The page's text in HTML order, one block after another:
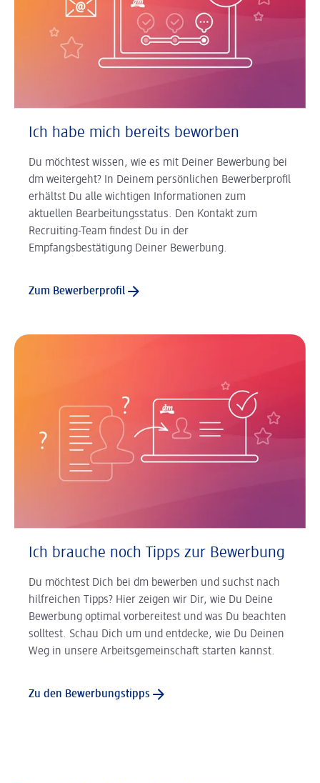
Ich habe mich bereits beworben
Du möchtest wissen, wie es mit Deiner Bewerbung bei
dm weitergeht? In Deinem persönlichen Bewerberprofil
erhältst Du alle wichtigen Informationen zum
aktuellen Bearbeitungsstatus. Den Kontakt zum
Recruiting-Team findest Du in der
Empfangsbestätigung Deiner Bewerbung.
Zum Bewerberprofil
Ich brauche noch Tipps zur Bewerbung
Du möchtest Dich bei dm bewerben und suchst nach
hilfreichen Tipps? Hier zeigen wir Dir, wie Du Deine
Bewerbung optimal vorbereitest und was Du beachten
solltest. Schau Dich um und entdecke, wie Du Deinen
Weg in unsere Arbeitsgemeinschaft starten kannst.
Zu den Bewerbungstipps